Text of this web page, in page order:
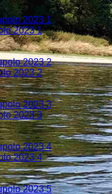
2023 1
2023 2
2023 3
2023 4